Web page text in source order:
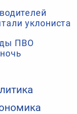
уклониста
ПВО